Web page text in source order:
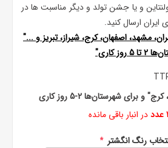
و یا جشن تولد و دیگر مناسبت ها در
ایران ارسال کنید.
مشهد، اصفهان، کرج، شیراز، تبریز و ..."
کاری"
و برای شهرستان‌ها 2-5 روز کاری
در انبار باقی مانده
رنگ انگشتر *